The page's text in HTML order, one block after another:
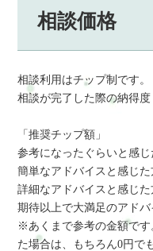
相談価格
相談利用はチップ制です。
相談が完了した際の納得
「推奨チップ額」
参考になったぐらいと感じ
簡単なアドバイスと感じた
詳細なアドバイスと感じた
期待以上で大満足のアド
※あくまで参考の金額です
た場合は、もちろん0円で